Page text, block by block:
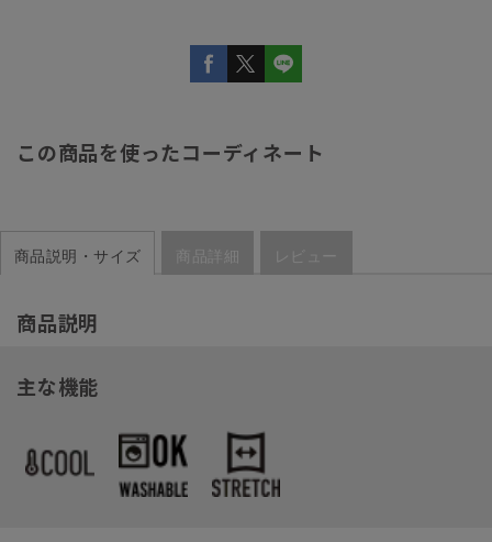
この商品を使ったコーディネート
商品説明・サイズ 商品詳細 レビュー
商品説明
主な機能